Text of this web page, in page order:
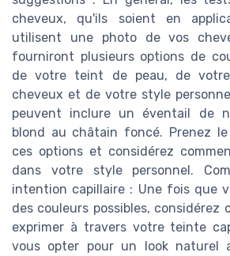
cheveux, qu'ils soient en
utilisent une photo de vos
fourniront plusieurs options de
de votre teint de peau, de
cheveux et de votre style
peuvent inclure un éventail de
blond au châtain foncé. Prenez
ces options et considérez
dans votre style personnel.
intention capillaire : Une fois que
des couleurs possibles, considérez
exprimer à travers votre teinte
vous opter pour un look naturel